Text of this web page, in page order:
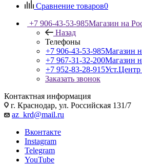
Сравнение товаров0
+7 906-43-53-985Магазин на
Назад
Телефоны
+7 906-43-53-985Магазин
+7 967-31-32-200Магазин
+7 952-83-28-915
Заказать звонок
Контактная информация
г. Краснодар, ул. Российская 131/7
az_krd@mail.ru
Вконтакте
Instagram
Telegram
YouTube